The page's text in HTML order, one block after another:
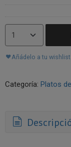
Añádelo a tu wishlist
Categoría: Platos